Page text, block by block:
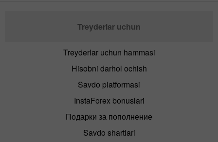
Treyderlar uchun
Treyderlar uchun hammasi
Hisobni darhol ochish
Savdo platformasi
InstaForex bonuslari
Подарки за пополнение
Savdo shartlari